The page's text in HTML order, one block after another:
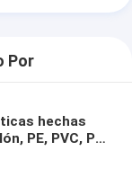
Por
hechas
PE, PVC, PP